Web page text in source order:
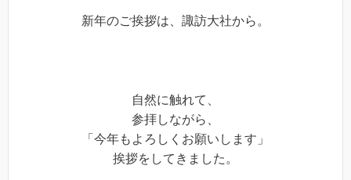
新年のご挨拶は、諏訪大社から。
自然に触れて、
参拝しながら、
「今年もよろしくお願いします」
挨拶をしてきました。